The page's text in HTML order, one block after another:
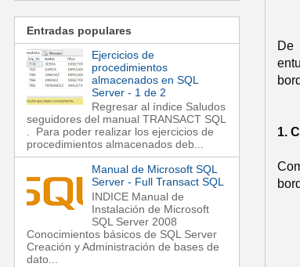
De
1.
Entradas populares
Ejercicios de
procedimientos
almacenados en SQL
Server - 1 de 2
Regresar al índice Saludos
seguidores del manual TRANSACT SQL
. Para poder realizar los ejercicios de
procedimientos almacenados deb...
Manual de Microsoft SQL
Server - Full Transact SQL
INDICE Manual de
Instalación de Microsoft
SQL Server 2008
Conocimientos básicos de SQL Server
Creación y Administración de bases de
dato...